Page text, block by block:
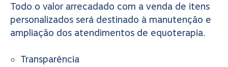
Todo o valor arrecadado com a venda de itens
personalizados será destinado à manutenção e
ampliação dos atendimentos de equoterapia.
Transparência